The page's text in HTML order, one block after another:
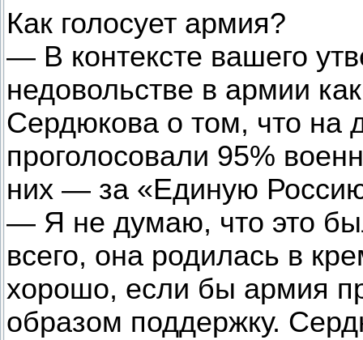
Как голосует армия?
— В контексте вашего
недовольстве в армии
Сердюкова о том, что на
проголосовали 95%
них — за «Единую
— Я не думаю, что это
всего, она родилась в
хорошо, если бы армия
образом поддержку.